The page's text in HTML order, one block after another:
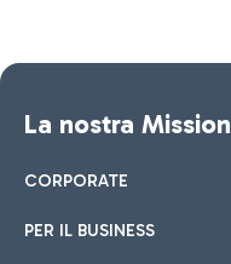
La nostra Mission
CORPORATE
PER IL BUSINESS